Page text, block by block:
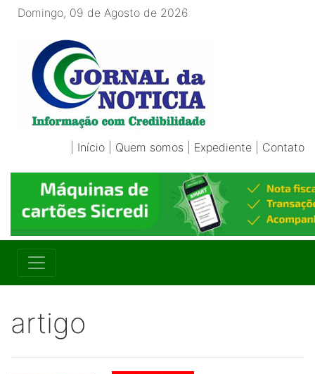
Domingo, 09 de Agosto de 2026
Início Quem somos Expediente Contato
artigo